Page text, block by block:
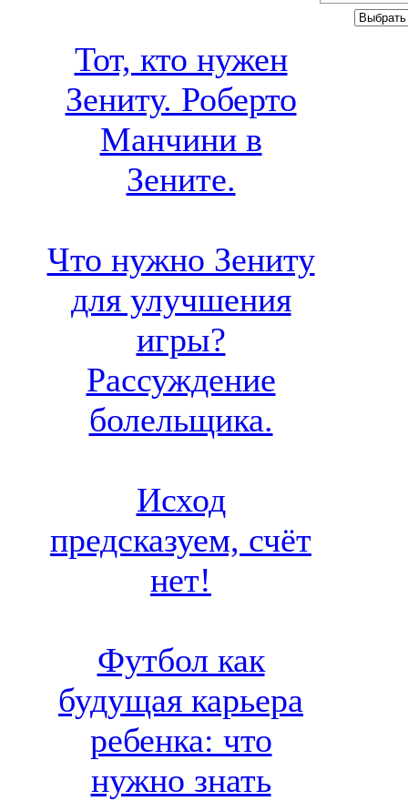
Тот, кто нужен
Зениту. Роберто
Манчини в
Зените.
Что нужно Зениту
для улучшения
игры?
Рассуждение
болельщика.
Исход
предсказуем, счёт
нет!
Футбол как
будущая карьера
ребенка: что
нужно знать